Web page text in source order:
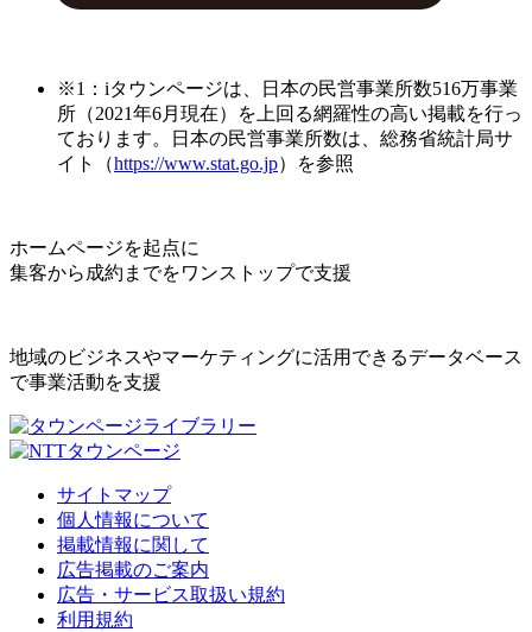
※1：iタウンページは、日本の民営事業所数516万事業
所（2021年6月現在）を上回る網羅性の高い掲載を行っ
ております。日本の民営事業所数は、総務省統計局サ
イト（https://www.stat.go.jp）を参照
ホームページを起点に
集客から成約までをワンストップで支援
地域のビジネスやマーケティングに活用できるデータベース
で事業活動を支援
サイトマップ
個人情報について
掲載情報に関して
広告掲載のご案内
広告・サービス取扱い規約
利用規約